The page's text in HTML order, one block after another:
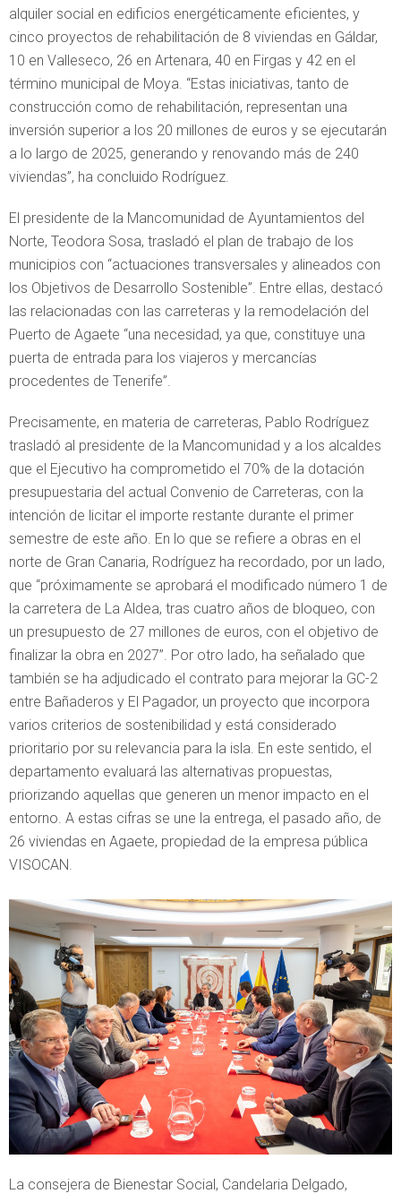
alquiler social en edificios energéticamente eficientes, y
cinco proyectos de rehabilitación de 8 viviendas en Gáldar,
10 en Valleseco, 26 en Artenara, 40 en Firgas y 42 en el
término municipal de Moya. “Estas iniciativas, tanto de
construcción como de rehabilitación, representan una
inversión superior a los 20 millones de euros y se ejecutarán
a lo largo de 2025, generando y renovando más de 240
viviendas”, ha concluido Rodríguez.
El presidente de la Mancomunidad de Ayuntamientos del
Norte, Teodora Sosa, trasladó el plan de trabajo de los
municipios con “actuaciones transversales y alineados con
los Objetivos de Desarrollo Sostenible”. Entre ellas, destacó
las relacionadas con las carreteras y la remodelación del
Puerto de Agaete “una necesidad, ya que, constituye una
puerta de entrada para los viajeros y mercancías
procedentes de Tenerife”.
Precisamente, en materia de carreteras, Pablo Rodríguez
trasladó al presidente de la Mancomunidad y a los alcaldes
que el Ejecutivo ha comprometido el 70% de la dotación
presupuestaria del actual Convenio de Carreteras, con la
intención de licitar el importe restante durante el primer
semestre de este año. En lo que se refiere a obras en el
norte de Gran Canaria, Rodríguez ha recordado, por un lado,
que “próximamente se aprobará el modificado número 1 de
la carretera de La Aldea, tras cuatro años de bloqueo, con
un presupuesto de 27 millones de euros, con el objetivo de
finalizar la obra en 2027”. Por otro lado, ha señalado que
también se ha adjudicado el contrato para mejorar la GC-2
entre Bañaderos y El Pagador, un proyecto que incorpora
varios criterios de sostenibilidad y está considerado
prioritario por su relevancia para la isla. En este sentido, el
departamento evaluará las alternativas propuestas,
priorizando aquellas que generen un menor impacto en el
entorno. A estas cifras se une la entrega, el pasado año, de
26 viviendas en Agaete, propiedad de la empresa pública
VISOCAN.
La consejera de Bienestar Social, Candelaria Delgado,